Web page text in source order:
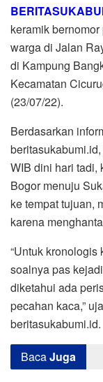
keramik
warga di Jalan
di Kampung
Kecamatan
(23/07/22).
Berdasarkan
WIB dini hari tadi,
Bogor menuju
ke tempat tujuan,
karena
“Untuk
soalnya pas
diketahui ada
pecahan kaca,”
beritasukabumi.id.
BacaJuga